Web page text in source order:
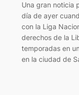
Una gran noticia
día de ayer
con la Liga
derechos de la
temporadas en
en la ciudad de